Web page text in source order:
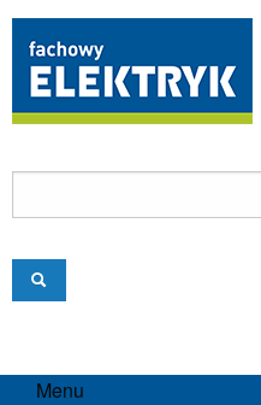
Menu